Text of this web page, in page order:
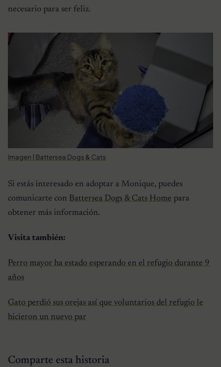
necesario para ser feliz.
Imagen | Battersea Dogs & Cats
Si estás interesado en adoptar a Monique, puedes
comunicarte con Battersea Dogs & Cats Home para
obtener más información.
Visita también:
Perro mayor ha estado esperando en el refugio durante 9
años
Gato perdió sus orejas así que voluntarios del refugio le
hicieron un nuevo par
Comparte esta historia